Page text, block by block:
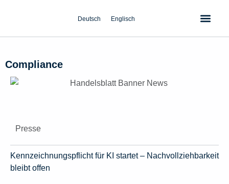
Deutsch Englisch
Compliance
Presse
Kennzeichnungspflicht für KI startet – Nachvollziehbarkeit
bleibt offen